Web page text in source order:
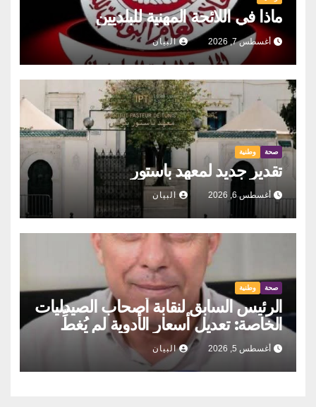
ماذا في اللائحة المهنية للبلديين
أغسطس 7, 2026 البيان
صحة وطنية
تقدير جديد لمعهد باستور
أغسطس 6, 2026 البيان
صحة وطنية
الرئيس السابق لنقابة أصحاب الصيدليات
الخاصة: تعديل أسعار الأدوية لم يُغطِّ
الكلفة التي تتكبّدها الصيدلية المركزية
أغسطس 5, 2026 البيان